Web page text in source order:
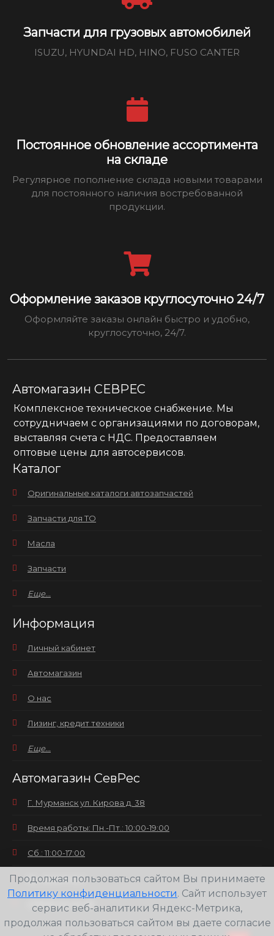
Запчасти для грузовых автомобилей
ISUZU, HYUNDAI HD, HINO, FUSO CANTER
Постоянное обновление ассортимента
на складе
Регулярное пополнение склада новыми товарами
для постоянного наличия востребованной
продукции.
Оформление заказов круглосуточно 24/7
Оформляйте заказы онлайн быстро и удобно,
круглосуточно, 24/7.
Автомагазин СЕВРЕС
Комплексное техническое снабжение. Мы
сотрудничаем с организациями по договорам,
выставляя счета с НДС. Предоставляем
оптовые цены для автосервисов.
Каталог
Оригинальные каталоги автозапчастей
Запчасти для ТО
Масла
Запчасти
Еще...
Информация
Личный кабинет
Автомагазин
О нас
Лизинг, кредит техники
Еще...
Автомагазин СевРес
Г. Мурманск ул. Кирова д. 38
Время работы: Пн.-Пт.: 10:00-19:00
Сб.: 11:00-17:00
Вс.: выходной
+7(8152) 25-30-58
Продолжая пользоваться сайтом Вы принимаете
Политику конфиденциальности. Сайт использует
сервис веб-аналитики Яндекс-Метрика,
продолжая пользоваться сайтом вы даете согласие